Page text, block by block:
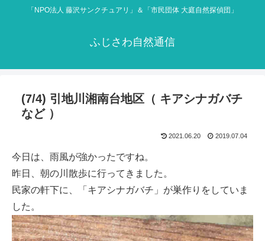
「NPO法人 藤沢サンクチュアリ」＆「市民団体 大庭自然探偵団」
ふじさわ自然通信
(7/4) 引地川湘南台地区（ キアシナガバチ
など ）
2021.06.20 2019.07.04
今日は、雨風が強かったですね。
昨日、朝の川散歩に行ってきました。
民家の軒下に、「キアシナガバチ」が巣作りをしていま
した。